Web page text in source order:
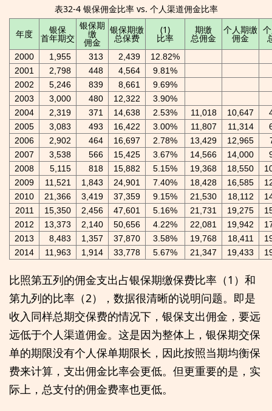
表32-4 银保佣金比率 vs. 个人渠道佣金比率
年度 银保
首年期交
银保期
缴
佣金
银保期缴
总保费
(1)
比率
期缴
总佣金
个人期缴
佣金
2000 1,955 313 2,439
12.82%
2001
2,798 448 4,564
9.81%
2002
5,246 839 8,661
9.69%
2003
3,000 480 12,322
3.90%
2004
2,319 371 14,638 2.53% 11,018 10,647
2005
3,083 493 16,422 3.00% 11,807 11,314
2006
2,902 464 16,697 2.78% 13,429 12,965
2007
3,538 566 15,425 3.67% 14,566 14,000
2008
5,115 818 15,882 5.15% 19,368 18,550
2009
11,521 1,843 24,901 7.40% 18,428 16,585
2010
21,366 3,419 37,359 9.15% 21,530 18,112
2011
15,350 2,456 47,601 5.16% 21,731 19,275
2012
13,373 2,140 50,656 4.22% 22,081 19,942
2013
8,483 1,357 37,870 3.58% 19,768 18,411
2014
11,963 1,914 33,778 5.67% 21,347 19,433
比照第五列的佣金支出占银保期缴保费比率（1）和
第九列的比率（2），数据很清晰的说明问题。即是
收入同样总期交保费的情况下，银保支出佣金，要远
远低于个人渠道佣金。这是因为整体上，银保期交保
单的期限没有个人保单期限长，因此按照当期均衡保
费来计算，支出佣金比率会更低。但更重要的是，实
际上，总支付的佣金费率也更低。